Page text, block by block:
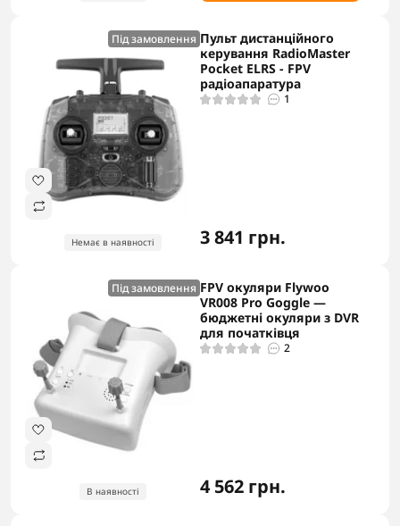
Під замовлення
Немає в наявності
Пульт дистанційного
керування RadioMaster
Pocket ELRS - FPV
радіоапаратура
1
3 841 грн.
Під замовлення
В наявності
FPV окуляри Flywoo
VR008 Pro Goggle —
бюджетні окуляри з DVR
для початківця
2
4 562 грн.